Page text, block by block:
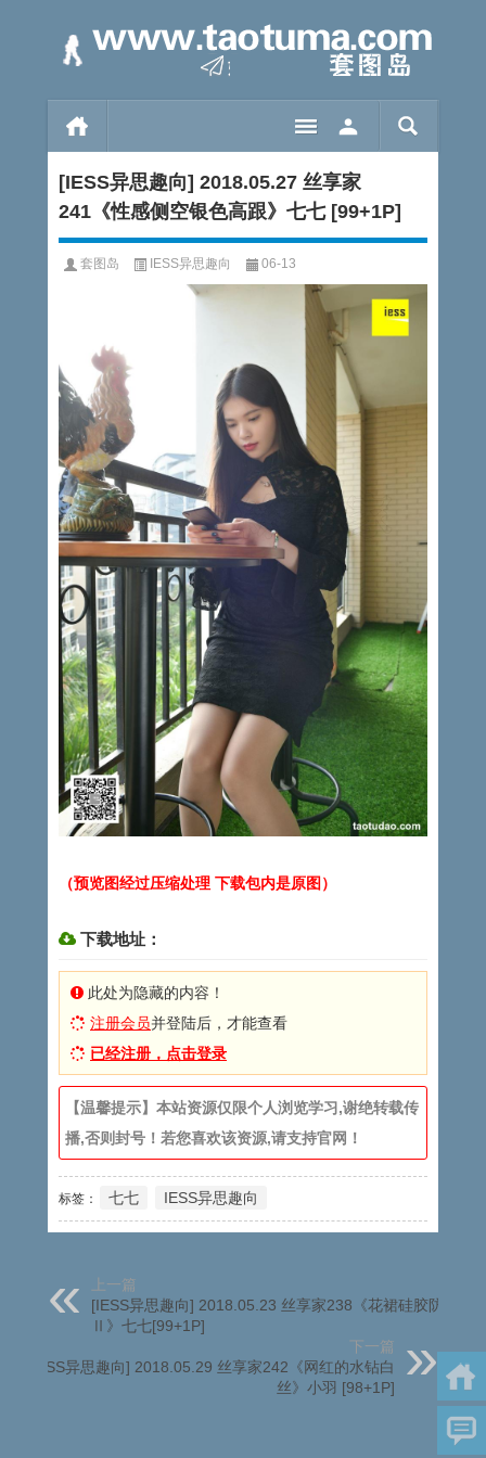
[IESS异思趣向] 2018.05.27 丝享家
241《性感侧空银色高跟》七七 [99+1P]
套图岛 IESS异思趣向 06-13
（预览图经过压缩处理 下载包内是原图）
下载地址：
此处为隐藏的内容！
注册会员并登陆后，才能查看
已经注册，点击登录
【温馨提示】本站资源仅限个人浏览学习,谢绝转载传
播,否则封号！若您喜欢该资源,请支持官网！
标签： 七七 IESS异思趣向
上一篇
[IESS异思趣向] 2018.05.23 丝享家238《花裙硅胶防滑
Ⅱ》七七[99+1P]
下一篇
[IESS异思趣向] 2018.05.29 丝享家242《网红的水钻白
丝》小羽 [98+1P]